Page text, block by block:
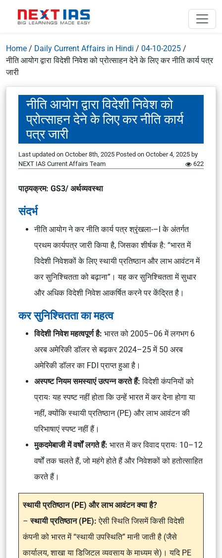
Home / Daily Current Affairs in Hindi / 04-10-2025 /
नीति आयोग द्वारा विदेशी निवेश को प्रोत्साहन देने के लिए कर नीति कार्य पत्र
जारी
नीति आयोग द्वारा विदेशी निवेश को
प्रोत्साहन देने के लिए कर नीति कार्य
पत्र जारी
Last updated on October 8th, 2025 Posted on October 4, 2025 by
NEXT IAS Current Affairs Team
622
पाठ्यक्रम: GS3/ अर्थव्यवस्था
संदर्भ
नीति आयोग ने कर नीति कार्य पत्र श्रृंखला-–I के अंतर्गत
प्रथम कार्यपत्र जारी किया है, जिसका शीर्षक है: “भारत में
विदेशी निवेशकों के लिए स्थायी प्रतिष्ठान और लाभ आवंटन में
कर सुनिश्चितता को बढ़ाना”। यह कर सुनिश्चितता में सुधार
और अधिक विदेशी निवेश आकर्षित करने पर केंद्रित है।
कर सुनिश्चितता का महत्व
विदेशी निवेश महत्वपूर्ण है: भारत को 2005–06 में लगभग 6
अरब अमेरिकी डॉलर से बढ़कर 2024–25 में 50 अरब
अमेरिकी डॉलर का FDI प्राप्त हुआ है।
अस्पष्ट नियम समस्याएं उत्पन्न करते हैं: विदेशी कंपनियों को
प्रायः यह स्पष्ट नहीं होता कि उन्हें भारत में कर देना होगा या
नहीं, क्योंकि स्थायी प्रतिष्ठान (PE) और लाभ आवंटन की
परिभाषाएं स्पष्ट नहीं हैं।
मुकदमेबाजी में वर्षों लगते हैं: भारत में कर विवाद प्रायः 10–12
वर्षों तक चलते हैं, जो महंगे होते हैं और निवेशकों को हतोत्साहित
करते हैं।
स्थायी प्रतिष्ठान (PE) और लाभ आवंटन क्या है?
–स्थायी प्रतिष्ठान (PE): ऐसी स्थिति जिसमें किसी विदेशी
कंपनी को भारत में “स्थायी उपस्थिति” मानी जाती है (जैसे
कार्यालय, शाखा या डिजिटल व्यवसाय के माध्यम से)। यदि PE